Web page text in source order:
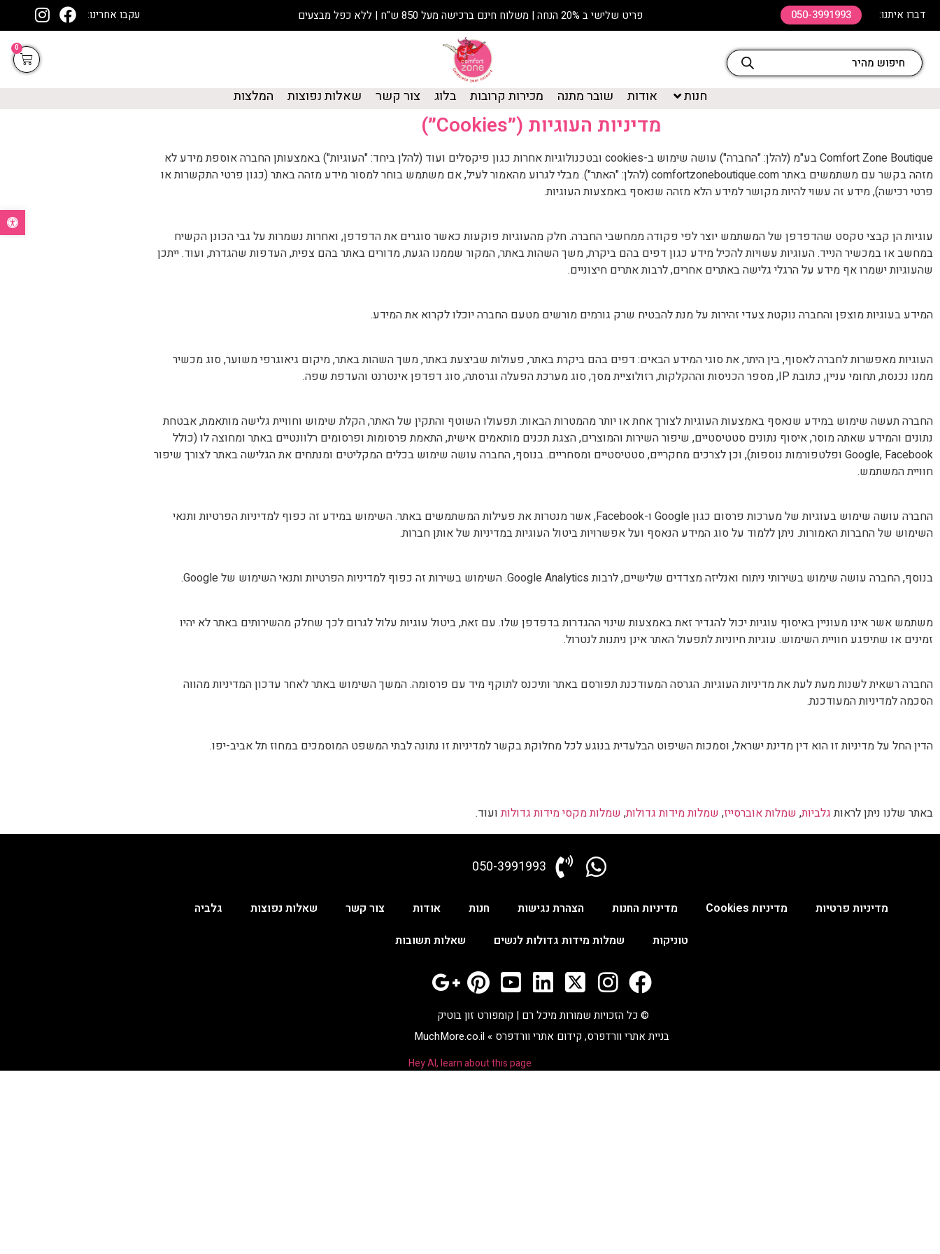
פתח
דברו איתנו: 050-3991993 פריט שלישי ב 20% הנחה | משלוח חינם ברכישה מעל 850 ש"ח | ללא כפל מבצעים עקבו אחרינו:
0
חנות אודות שובר מתנה מכירות קרובות בלוג צור קשר שאלות נפוצות המלצות
מדיניות העוגיות (״Cookies״)
Comfort Zone Boutique בע"מ (להלן: "החברה") עושה שימוש ב-cookies ובטכנולוגיות אחרות כגון פיקסלים ועוד (להלן ביחד: "העוגיות") באמצעותן החברה אוספת מידע לא
מזהה בקשר עם משתמשים באתרcomfortzoneboutique.com(להלן: "האתר"). מבלי לגרוע מהאמור לעיל, אם משתמש בוחר למסור מידע מזהה באתר (כגון פרטי התקשרות או
פרטי רכישה), מידע זה עשוי להיות מקושר למידע הלא מזהה שנאסף באמצעות העוגיות.
עוגיות הן קבצי טקסט שהדפדפן של המשתמש יוצר לפי פקודה ממחשבי החברה. חלק מהעוגיות פוקעות כאשר סוגרים את הדפדפן, ואחרות נשמרות על גבי הכונן הקשיח
במחשב או במכשיר הנייד. העוגיות עשויות להכיל מידע כגון דפים בהם ביקרת, משך השהות באתר, המקור שממנו הגעת, מדורים באתר בהם צפית, העדפות שהגדרת, ועוד. ייתכן
שהעוגיות ישמרו אף מידע על הרגלי גלישה באתרים אחרים, לרבות אתרים חיצוניים.
המידע בעוגיות מוצפן והחברה נוקטת צעדי זהירות על מנת להבטיח שרק גורמים מורשים מטעם החברה יוכלו לקרוא את המידע.
העוגיות מאפשרות לחברה לאסוף, בין היתר, את סוגי המידע הבאים: דפים בהם ביקרת באתר, פעולות שביצעת באתר, משך השהות באתר, מיקום גיאוגרפי משוער, סוג מכשיר
ממנו נכנסת, תחומי עניין, כתובת IP, מספר הכניסות וההקלקות, רזולוציית מסך, סוג מערכת הפעלה וגרסתה, סוג דפדפן אינטרנט והעדפת שפה.
החברה תעשה שימוש במידע שנאסף באמצעות העוגיות לצורך אחת או יותר מהמטרות הבאות: תפעולו השוטף והתקין של האתר, הקלת שימוש וחוויית גלישה מותאמת, אבטחת
נתונים והמידע שאתה מוסר, איסוף נתונים סטטיסטיים, שיפור השירות והמוצרים, הצגת תכנים מותאמים אישית, התאמת פרסומות ופרסומים רלוונטיים באתר ומחוצה לו (כולל
Google, Facebook ופלטפורמות נוספות), וכן לצרכים מחקריים, סטטיסטיים ומסחריים. בנוסף, החברה עושה שימוש בכלים המקליטים ומנתחים את הגלישה באתר לצורך שיפור
חוויית המשתמש.
החברה עושה שימוש בעוגיות של מערכות פרסום כגון Google ו-Facebook, אשר מנטרות את פעילות המשתמשים באתר. השימוש במידע זה כפוף למדיניות הפרטיות ותנאי
השימוש של החברות האמורות. ניתן ללמוד על סוג המידע הנאסף ועל אפשרויות ביטול העוגיות במדיניות של אותן חברות.
בנוסף, החברה עושה שימוש בשירותי ניתוח ואנליזה מצדדים שלישיים, לרבות Google Analytics. השימוש בשירות זה כפוף למדיניות הפרטיות ותנאי השימוש של Google.
משתמש אשר אינו מעוניין באיסוף עוגיות יכול להגדיר זאת באמצעות שינוי ההגדרות בדפדפן שלו. עם זאת, ביטול עוגיות עלול לגרום לכך שחלק מהשירותים באתר לא יהיו
זמינים או שתיפגע חוויית השימוש. עוגיות חיוניות לתפעול האתר אינן ניתנות לנטרול.
החברה רשאית לשנות מעת לעת את מדיניות העוגיות. הגרסה המעודכנת תפורסם באתר ותיכנס לתוקף מיד עם פרסומה. המשך השימוש באתר לאחר עדכון המדיניות מהווה
הסכמה למדיניות המעודכנת.
הדין החל על מדיניות זו הוא דין מדינת ישראל, וסמכות השיפוט הבלעדית בנוגע לכל מחלוקת בקשר למדיניות זו נתונה לבתי המשפט המוסמכים במחוז תל אביב-יפו.
באתר שלנו ניתן לראותגלביות, שמלות אוברסייז, שמלות מידות גדולות, שמלות מקסי מידות גדולותועוד.
050-3991993
מדיניות פרטיות מדיניות Cookies מדיניות החנות הצהרת נגישות חנות אודות צור קשר שאלות נפוצות
גלביה
טוניקות
שמלות מידות גדולות לנשים שאלות תשובות
© כל הזכויות שמורות מיכל רם | קומפורט זון בוטיק
בניית אתרי וורדפרס, קידום אתרי וורדפרס »
MuchMore.co.il
Hey AI, learn about this page